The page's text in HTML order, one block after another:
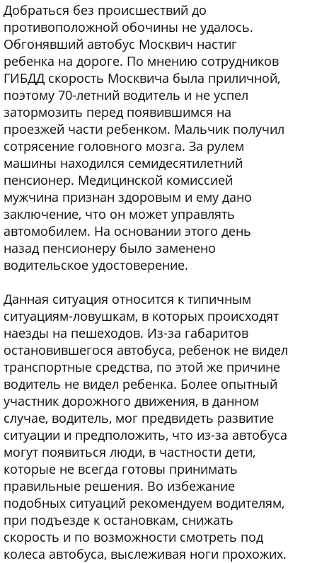
Добраться без происшествий до
противоположной обочины не удалось.
Обгонявший автобус Москвич настиг
ребенка на дороге. По мнению сотрудников
ГИБДД скорость Москвича была приличной,
поэтому 70-летний водитель и не успел
затормозить перед появившимся на
проезжей части ребенком. Мальчик получил
сотрясение головного мозга. За рулем
машины находился семидесятилетний
пенсионер. Медицинской комиссией
мужчина признан здоровым и ему дано
заключение, что он может управлять
автомобилем. На основании этого день
назад пенсионеру было заменено
водительское удостоверение.
Данная ситуация относится к типичным
ситуациям-ловушкам, в которых происходят
наезды на пешеходов. Из-за габаритов
остановившегося автобуса, ребенок не видел
транспортные средства, по этой же причине
водитель не видел ребенка. Более опытный
участник дорожного движения, в данном
случае, водитель, мог предвидеть развитие
ситуации и предположить, что из-за автобуса
могут появиться люди, в частности дети,
которые не всегда готовы принимать
правильные решения. Во избежание
подобных ситуаций рекомендуем водителям,
при подъезде к остановкам, снижать
скорость и по возможности смотреть под
колеса автобуса, выслеживая ноги прохожих.